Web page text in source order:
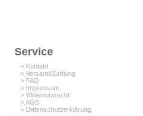
Service
> Kontakt
> Versand/Zahlung
> FAQ
> Impressum
> Widerrufsrecht
> AGB
> Datenschutzerklärung